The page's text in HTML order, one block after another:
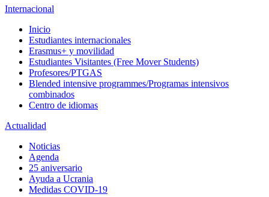
Internacional
Inicio
Estudiantes internacionales
Erasmus+ y movilidad
Estudiantes Visitantes (Free Mover Students)
Profesores/PTGAS
Blended intensive programmes/Programas intensivos
combinados
Centro de idiomas
Actualidad
Noticias
Agenda
25 aniversario
Ayuda a Ucrania
Medidas COVID-19